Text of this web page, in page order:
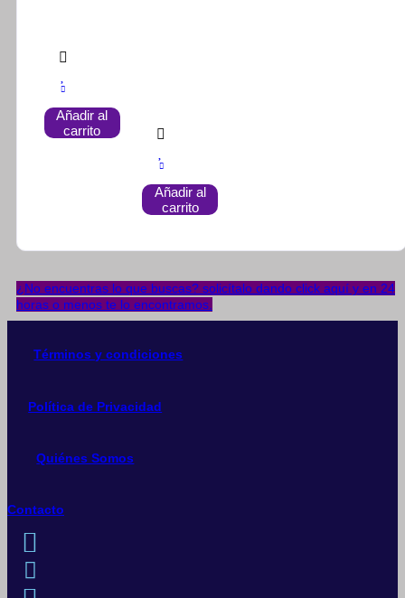
Añadir al
carrito
Añadir al
carrito
¿No encuentras lo que buscas? solicítalo dando click aquí y en 24
horas o menos te lo encontramos.
Términos y condiciones
Política de Privacidad
Quiénes Somos
Contacto